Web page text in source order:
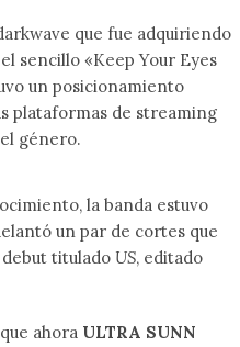
que fue adquiriendo
sencillo «Keep Your Eyes
un posicionamiento
plataformas de streaming
género.
la banda estuvo
un par de cortes que
titulado US, editado
ahora ULTRA SUNN